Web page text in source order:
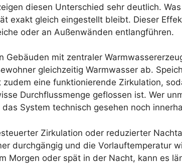
diesen Unterschied sehr deutlich.
exakt gleich eingestellt bleibt. Dieser
oder an Außenwänden entlangführen.
Gebäuden mit zentraler
gleichzeitig Warmwasser ab.
eine funktionierende Zirkulation,
Durchflussmenge geflossen ist. Wer
System technisch gesehen noch
Zirkulation oder reduzierter
durchgängig und die Vorlauftemperatur
Morgen oder spät in der Nacht, kann es